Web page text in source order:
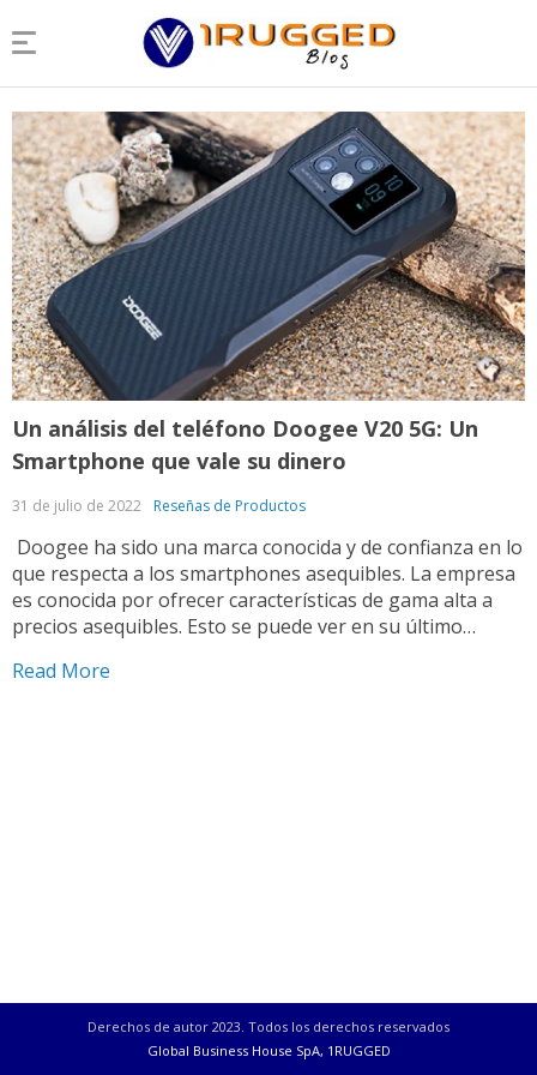
Un análisis del teléfono Doogee V20 5G: Un
Smartphone que vale su dinero
31 de julio de 2022 Reseñas de Productos
‍ Doogee ha sido una marca conocida y de confianza en lo
que respecta a los smartphones asequibles. La empresa
es conocida por ofrecer características de gama alta a
precios asequibles. Esto se puede ver en su último
gente busca el equilibrio perfecto entre asequibilidad y
Read More
Derechos de autor 2023. Todos los derechos reservados
Global Business House SpA, 1RUGGED